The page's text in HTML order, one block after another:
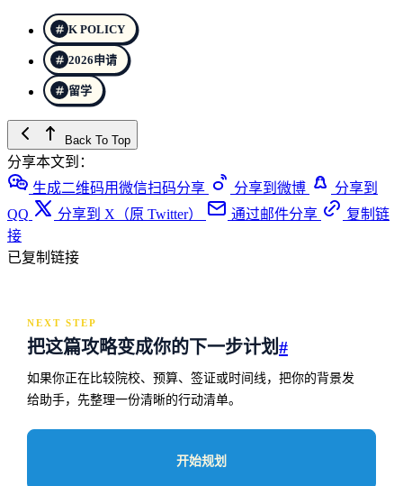
K POLICY
2026申请
留学
Back To Top
分享本文到：
生成二维码用微信扫码分享
分享到微博
分享到
QQ
分享到 X（原 Twitter） 通过邮件分享
复制链
接
已复制链接
NEXT STEP
把这篇攻略变成你的下一步计划#
如果你正在比较院校、预算、签证或时间线，把你的背景发
给助手，先整理一份清晰的行动清单。
开始规划